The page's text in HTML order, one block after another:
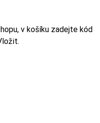
v košíku zadejte kód